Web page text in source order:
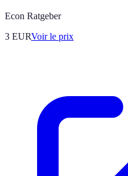
Econ Ratgeber
3 EURVoir le prix